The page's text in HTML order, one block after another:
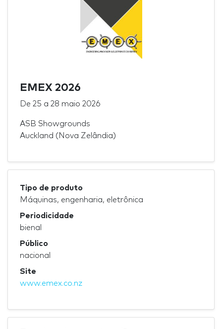
EMEX 2026
De 25 a 28 maio 2026
ASB Showgrounds
Auckland (Nova Zelândia)
Tipo de produto
Máquinas, engenharia, eletrônica
Periodicidade
bienal
Público
nacional
Site
www.emex.co.nz